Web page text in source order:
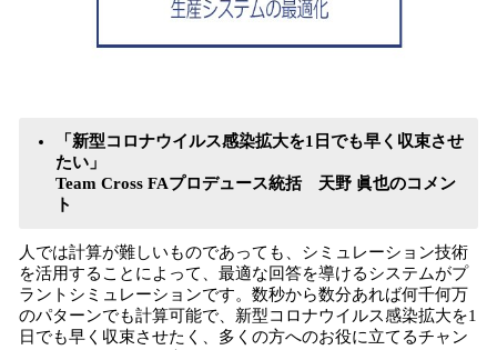
「新型コロナウイルス感染拡大を1日でも早く収束させ
たい」
Team Cross FAプロデュース統括 天野 眞也のコメン
ト
人では計算が難しいものであっても、シミュレーション技術
を活用することによって、最適な回答を導けるシステムがプ
ラントシミュレーションです。数秒から数分あれば何千何万
のパターンでも計算可能で、新型コロナウイルス感染拡大を1
日でも早く収束させたく、多くの方へのお役に立てるチャン